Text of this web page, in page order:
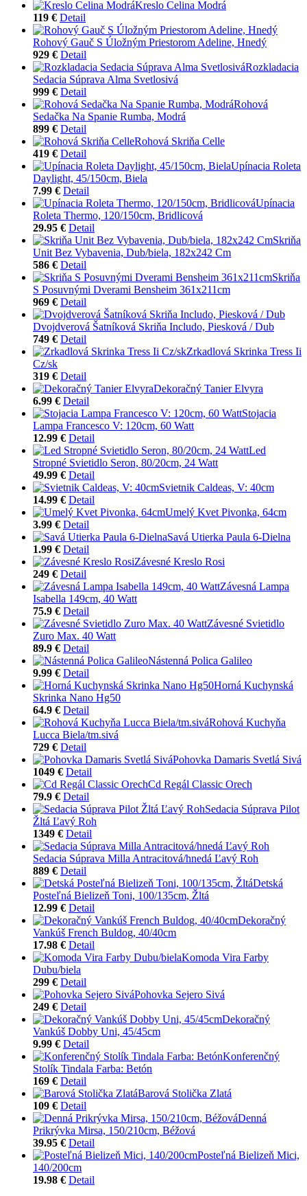
Kreslo Celina Modrá
119 € Detail
Rohový Gauč S Úložným Priestorom Adeline, Hnedý
929 € Detail
Rozkladacia
Sedacia Súprava Alma Svetlosivá
999 € Detail
Rohová
Sedačka Na Spanie Rumba, Modrá
899 € Detail
Rohová Skriňa Celle
419 € Detail
Upínacia Roleta
Daylight, 45/150cm, Biela
7.99 € Detail
Upínacia
Roleta Thermo, 120/150cm, Bridlicová
29.95 € Detail
Skriňa
Unit Bez Vybavenia, Dub/biela, 182x242 Cm
586 € Detail
Skriňa
S Posuvnými Dverami Bensheim 361x211cm
969 € Detail
Dvojdverová Šatníková Skriňa Includo, Piesková / Dub
749 € Detail
Zrkadlová Skrinka Tress Ii
Cz/sk
319 € Detail
Dekoračný Tanier Elvyra
6.99 € Detail
Stojacia
Lampa Francesco V: 120cm, 60 Watt
12.99 € Detail
Led
Stropné Svietidlo Seron, 80/20cm, 24 Watt
49.99 € Detail
Svietnik Caldeas, V: 40cm
14.99 € Detail
Umelý Kvet Pivonka, 64cm
3.99 € Detail
Savá Utierka Paula 6-Dielna
1.99 € Detail
Závesné Kreslo Rosi
249 € Detail
Závesná Lampa
Isabella 149cm, 40 Watt
75.9 € Detail
Závesné Svietidlo
Zuro Max. 40 Watt
89.9 € Detail
Nástenná Polica Galileo
9.99 € Detail
Horná Kuchynská
Skrinka Nano Hg50
64.9 € Detail
Rohová Kuchyňa
Lucca Biela/tm.sivá
729 € Detail
Pohovka Damaris Svetlá Sivá
1049 € Detail
Cd Regál Classic Orech
79.9 € Detail
Sedacia Súprava Pilot
Žltá Ľavý Roh
1349 € Detail
Sedacia Súprava Milla Antracitová/hnedá Ľavý Roh
889 € Detail
Detská
Posteľná Bielizeň Toni, 100/135cm, Žltá
12.99 € Detail
Dekoračný
Vankúš French Buldog, 40/40cm
17.98 € Detail
Komoda Vira Farby
Dubu/biela
299 € Detail
Pohovka Sejero Sivá
249 € Detail
Dekoračný
Vankúš Dobby Uni, 45/45cm
9.99 € Detail
Konferenčný
Stolík Tindala Farba: Betón
169 € Detail
Barová Stolička Zlatá
109 € Detail
Denná
Prikrývka Mirsa, 150/210cm, Béžová
39.95 € Detail
Posteľná Bielizeň Mici,
140/200cm
19.98 € Detail